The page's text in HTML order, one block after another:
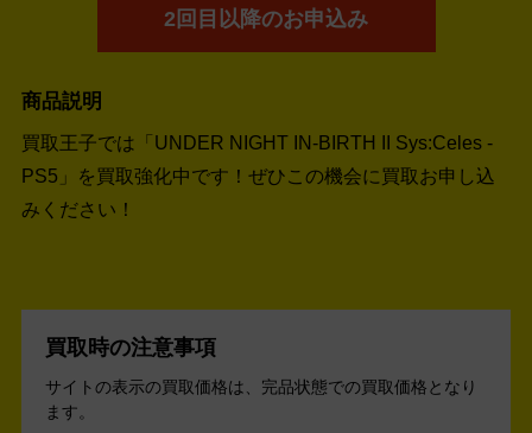
2回目以降のお申込み
商品説明
買取王子では「UNDER NIGHT IN-BIRTH II Sys:Celes -
PS5」を買取強化中です！ ぜひこの機会に買取お申し込
みください！
買取時の注意事項
サイトの表示の買取価格は、完品状態での買取価格となり
ます。